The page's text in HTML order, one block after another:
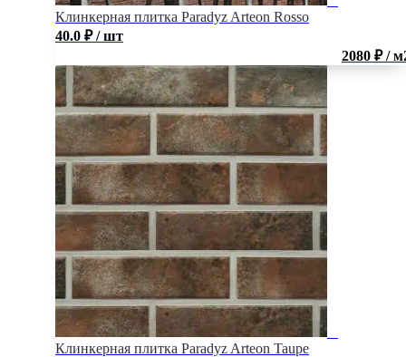
Клинкерная плитка Paradyz Arteon Rosso
40.0 ₽ / шт
2080 ₽ /
Клинкерная плитка Paradyz Arteon Taupe